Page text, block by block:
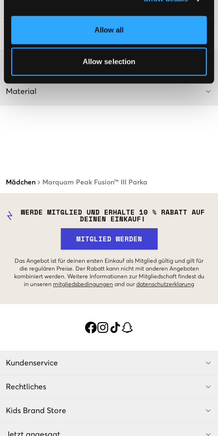
Allow all
Allow selection
Mädchen Marquam Peak Fusion™ III Parka
Material
WERDE MITGLIED UND ERHALTE 10 % RABATT AUF
DEINEN EINKAUF!
MITGLIED WERDEN
Das Angebot ist für deinen ersten Einkauf als Mitglied gültig und gilt für
die regulären Preise. Der Rabatt kann nicht mit anderen Angeboten
kombiniert werden. Weitere Informationen zur Mitgliedschaft findest du
in unseren mitgliedsbedingungen and our datenschutzerklarung
Kundenservice
Rechtliches
Kids Brand Store